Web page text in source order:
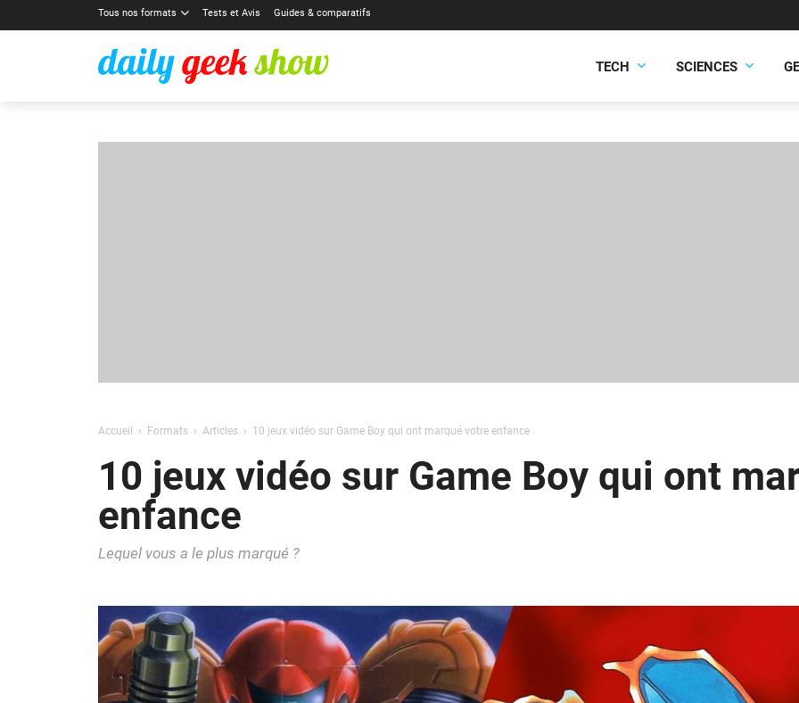
Tous nos formats Tests et Avis Guides & comparatifs
TECH SCIENCES
Accueil Formats Articles 10 jeux vidéo sur Game Boy qui ont marqué votre enfance
10 jeux vidéo sur Game Boy qui ont
enfance
Lequel vous a le plus marqué ?